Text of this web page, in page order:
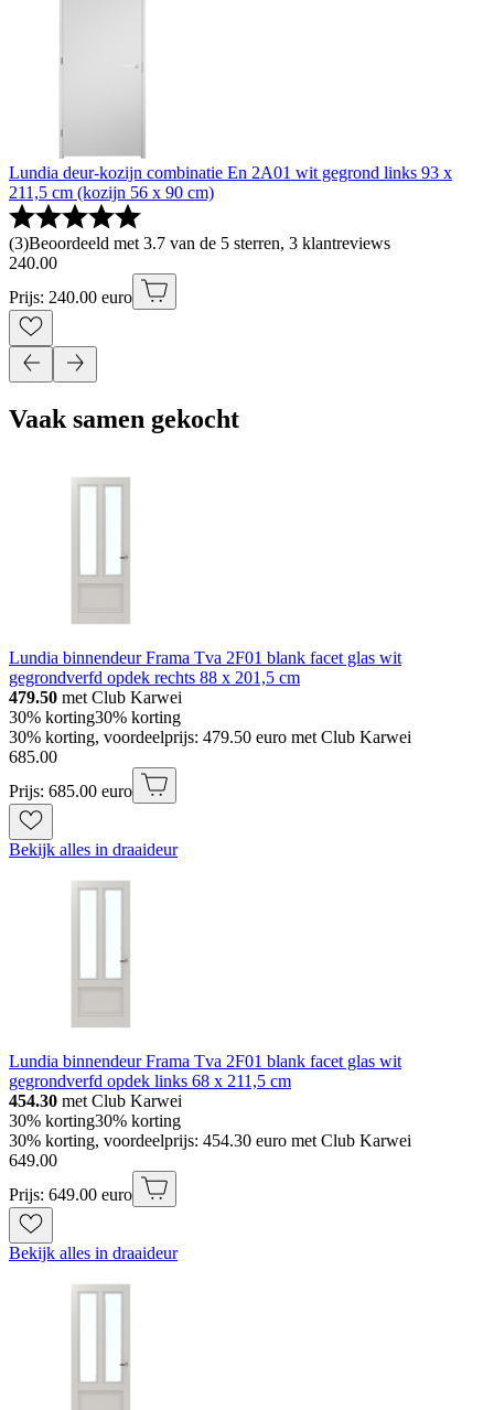
Lundia deur-kozijn combinatie En 2A01 wit gegrond links 93 x
211,5 cm (kozijn 56 x 90 cm)
(3)Beoordeeld met 3.7 van de 5 sterren, 3 klantreviews
240.00
Prijs: 240.00 euro
Vaak samen gekocht
Lundia binnendeur Frama Tva 2F01 blank facet glas wit
gegrondverfd opdek rechts 88 x 201,5 cm
479.50 met Club Karwei
30% korting30% korting
30% korting, voordeelprijs: 479.50 euro met Club Karwei
685.00
Prijs: 685.00 euro
Bekijk alles in draaideur
Lundia binnendeur Frama Tva 2F01 blank facet glas wit
gegrondverfd opdek links 68 x 211,5 cm
454.30 met Club Karwei
30% korting30% korting
30% korting, voordeelprijs: 454.30 euro met Club Karwei
649.00
Prijs: 649.00 euro
Bekijk alles in draaideur